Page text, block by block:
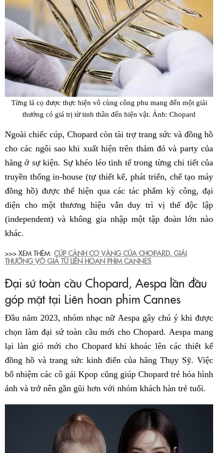
Từng lá cọ được thực hiện vô cùng công phu mang đến một giải
thưởng có giá trị từ tinh thần đến hiện vật. Ảnh: Chopard
Ngoài chiếc cúp, Chopard còn tài trợ trang sức và đồng hồ
cho các ngôi sao khi xuất hiện trên thảm đỏ và party của
hãng ở sự kiện. Sự khéo léo tinh tế trong từng chi tiết của
truyền thống in-house (tự thiết kế, phát triển, chế tạo máy
đồng hồ) được thể hiện qua các tác phẩm kỳ công, đại
diện cho một thương hiệu vẫn duy trì vị thế độc lập
(independent) và không gia nhập một tập đoàn lớn nào
khác.
>>> XEM THÊM: CÚP CÀNH CỌ VÀNG CỦA CHOPARD, GIẢI
THƯỞNG VÔ GIÁ TỪ LIÊN HOAN PHIM CANNES
Đại sứ toàn cầu Chopard, Aespa lần đầu
góp mặt tại Liên hoan phim Cannes
Đầu năm 2023, nhóm nhạc nữ Aespa gây chú ý khi được
chọn làm đại sứ toàn cầu mới cho Chopard. Aespa mang
lại làn gió mới cho Chopard khi khoác lên các thiết kế
đồng hồ và trang sức kinh điển của hãng Thụy Sỹ. Việc
bổ nhiệm các cô gái Kpop cũng giúp Chopard trẻ hóa hình
ảnh và trở nên gần gũi hơn với nhóm khách hàn trẻ tuổi.